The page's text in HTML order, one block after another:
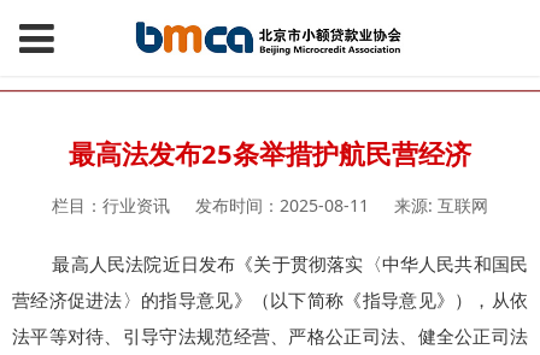
最高法发布25条举措护航民营经济
栏目：行业资讯 发布时间：2025-08-11 来源: 互联网
最高人民法院近日发布《关于贯彻落实〈中华人民共和国民
营经济促进法〉的指导意见》（以下简称《指导意见》），从依
法平等对待、引导守法规范经营、严格公正司法、健全公正司法